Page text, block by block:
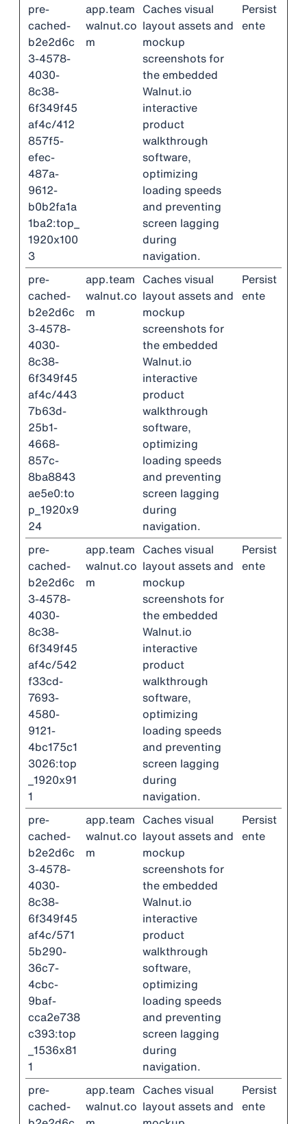
pre-
cached-
b2e2d6c
3-4578-
4030-
8c38-
6f349f45
af4c/412
857f5-
efec-
487a-
9612-
b0b2fa1a
1ba2:top_
1920x100
3
app.team
walnut.co
m
Caches visual
layout assets and
mockup
screenshots for
the embedded
Walnut.io
interactive
product
walkthrough
software,
optimizing
loading speeds
and preventing
screen lagging
during
navigation.
Persist
ente
pre-
cached-
b2e2d6c
3-4578-
4030-
8c38-
6f349f45
af4c/443
7b63d-
25b1-
4668-
857c-
8ba8843
ae5e0:to
p_1920x9
24
app.team
walnut.co
m
Caches visual
layout assets and
mockup
screenshots for
the embedded
Walnut.io
interactive
product
walkthrough
software,
optimizing
loading speeds
and preventing
screen lagging
during
navigation.
Persist
ente
pre-
cached-
b2e2d6c
3-4578-
4030-
8c38-
6f349f45
af4c/542
f33cd-
7693-
4580-
9121-
4bc175c1
3026:top
_1920x91
1
app.team
walnut.co
m
Caches visual
layout assets and
mockup
screenshots for
the embedded
Walnut.io
interactive
product
walkthrough
software,
optimizing
loading speeds
and preventing
screen lagging
during
navigation.
Persist
ente
pre-
cached-
b2e2d6c
3-4578-
4030-
8c38-
6f349f45
af4c/571
5b290-
36c7-
4cbc-
9baf-
cca2e738
c393:top
_1536x81
1
app.team
walnut.co
m
Caches visual
layout assets and
mockup
screenshots for
the embedded
Walnut.io
interactive
product
walkthrough
software,
optimizing
loading speeds
and preventing
screen lagging
during
navigation.
Persist
ente
pre-
cached-
app.team
walnut.co
Caches visual
layout assets and
Persist
ente